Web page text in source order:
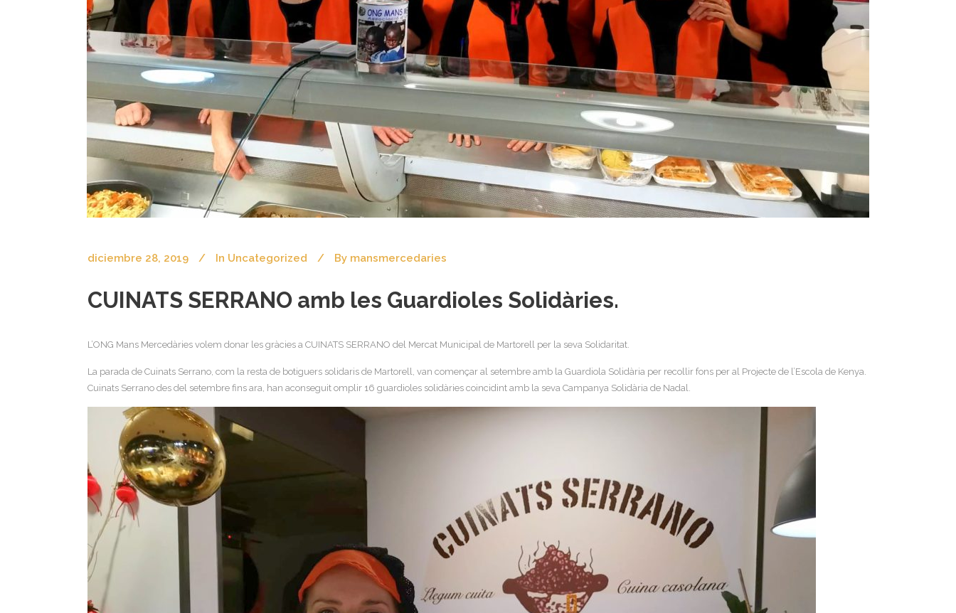
diciembre 28, 2019 In Uncategorized By mansmercedaries
CUINATS SERRANO amb les Guardioles Solidàries.
L’ONG Mans Mercedàries volem donar les gràcies a CUINATS SERRANO del Mercat Municipal de Martorell per la seva Solidaritat.
La parada de Cuinats Serrano, com la resta de botiguers solidaris de Martorell, van començar al setembre amb la Guardiola Solidària per recollir fons per al Projecte de l’Escola de Kenya.
Cuinats Serrano des del setembre fins ara, han aconseguit omplir 16 guardioles solidàries coincidint amb la seva Campanya Solidària de Nadal.